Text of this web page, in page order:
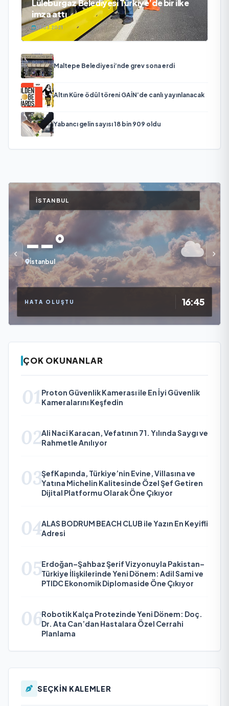
Lüleburgaz Belediyesi Türkiye’de bir ilke
imza attı
01.03.2021
Maltepe Belediyesi’nde grev sona erdi
Altın Küre ödül töreni GAİN’de canlı yayınlanacak
Yabancı gelin sayısı 18 bin 909 oldu
--°
İstanbul
HATA OLUŞTU 16:45
ÇOK OKUNANLAR
01 Proton Güvenlik Kamerası ile En İyi Güvenlik
Kameralarını Keşfedin
02Ali Naci Karacan, Vefatının 71. Yılında Saygı ve
Rahmetle Anılıyor
03ŞefKapında, Türkiye’nin Evine, Villasına ve
Yatına Michelin Kalitesinde Özel Şef Getiren
Dijital Platformu Olarak Öne Çıkıyor
04ALAS BODRUM BEACH CLUB ile Yazın En Keyifli
Adresi
05Erdoğan–Şahbaz Şerif Vizyonuyla Pakistan–
Türkiye İlişkilerinde Yeni Dönem: Adil Sami ve
PTIDC Ekonomik Diplomaside Öne Çıkıyor
06Robotik Kalça Protezinde Yeni Dönem: Doç.
Dr. Ata Can’dan Hastalara Özel Cerrahi
Planlama
SEÇKİN KALEMLER